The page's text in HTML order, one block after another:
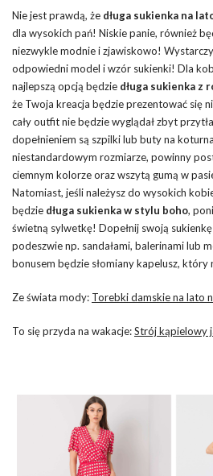
Nie jest prawdą, że długa sukienka na
dla wysokich pań! Niskie panie, również
niezwykle modnie i zjawiskowo!
odpowiedni model i wzór sukienki! Dla
najlepszą opcją będzie długa sukienka z
że Twoja kreacja będzie prezentować się
cały outfit nie będzie wyglądał zbyt
dopełnieniem są szpilki lub buty na
niestandardowym rozmiarze, powinny
ciemnym kolorze oraz wszytą gumą w
Natomiast, jeśli należysz do wysokich
będzie długa sukienka w stylu boho,
świetną sylwetkę! Dopełnij swoją
podeszwie np. sandałami, balerinami lub
bonusem będzie słomiany kapelusz, który
Ze świata mody: Torebki damskie na lato
To się przyda na wakacje:Strój kąpielowy